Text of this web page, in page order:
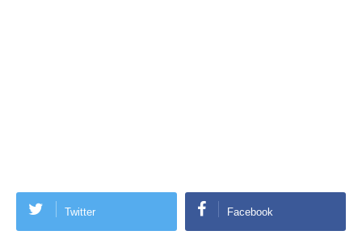
Twitter Facebook